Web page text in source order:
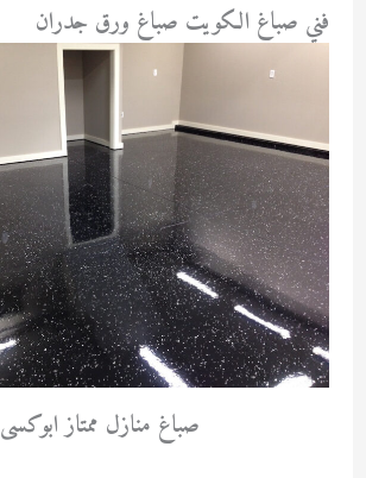
فني صباغ الكويت صباغ ورق جدران
صباغ منازل ممتاز ابوكسى